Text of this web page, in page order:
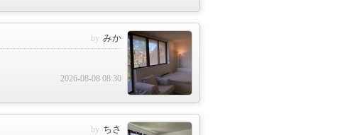
みか
2026-08-08 08:30
ちさ